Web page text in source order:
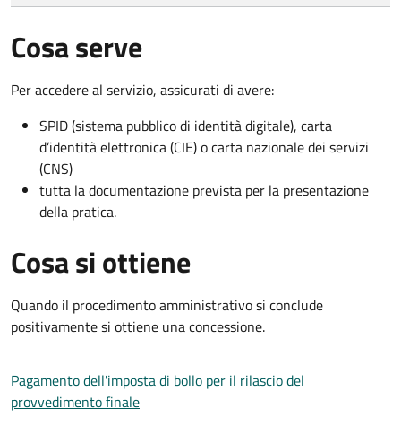
Cosa serve
Per accedere al servizio, assicurati di avere:
SPID (sistema pubblico di identità digitale), carta
d’identità elettronica (CIE) o carta nazionale dei servizi
(CNS)
tutta la documentazione prevista per la presentazione
della pratica.
Cosa si ottiene
Quando il procedimento amministrativo si conclude
positivamente si ottiene una concessione.
Pagamento dell'imposta di bollo per il rilascio del
provvedimento finale